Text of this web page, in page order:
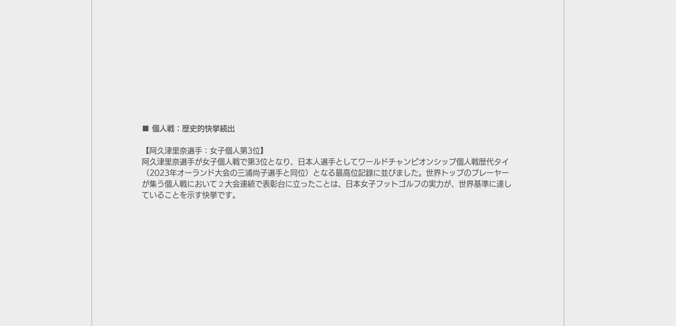
■ 個人戦：歴史的快挙続出
【阿久津里奈選手：女子個人第3位】
阿久津里奈選手が女子個人戦で第3位となり、日本人選手としてワールドチャンピオンシップ個人戦歴代タイ
（2023年オーランド大会の三浦尚子選手と同位）となる最高位記録に並びました。世界トップのプレーヤー
が集う個人戦において２大会連続で表彰台に立ったことは、日本女子フットゴルフの実力が、世界基準に達し
ていることを示す快挙です。